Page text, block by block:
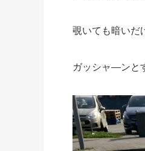
覗いても暗いだ
ガッシャ―ンと